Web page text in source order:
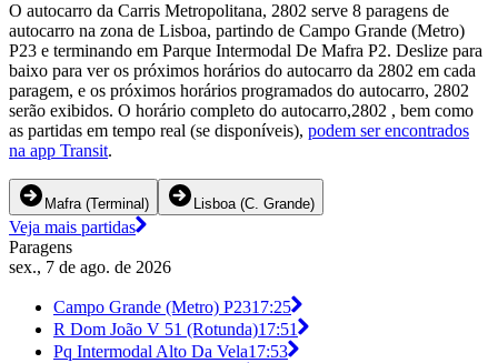
O autocarro da Carris Metropolitana, 2802 serve 8 paragens de
autocarro na zona de Lisboa, partindo de Campo Grande (Metro)
P23 e terminando em Parque Intermodal De Mafra P2. Deslize para
baixo para ver os próximos horários do autocarro da 2802 em cada
paragem, e os próximos horários programados do autocarro, 2802
serão exibidos. O horário completo do autocarro,2802 , bem como
as partidas em tempo real (se disponíveis), podem ser encontrados
na app Transit.
Mafra (Terminal) Lisboa (C. Grande)
Veja mais partidas
Paragens
sex., 7 de ago. de 2026
Campo Grande (Metro) P2317:25
R Dom João V 51 (Rotunda)17:51
Pq Intermodal Alto Da Vela17:53